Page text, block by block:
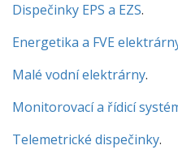
Dispečinky EPS a EZS.
Energetika a FVE
Malé vodní elektrárny.
Monitorovací a řídicí
Telemetrické dispečinky.